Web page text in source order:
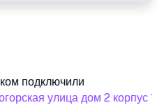
подключили
улица дом 2 корпус 1